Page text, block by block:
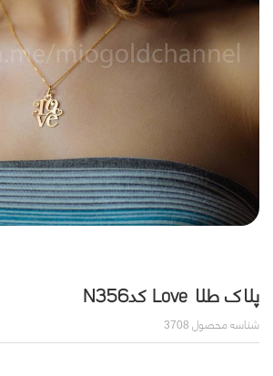
پلاک طلا Love کدN356
شناسه محصول